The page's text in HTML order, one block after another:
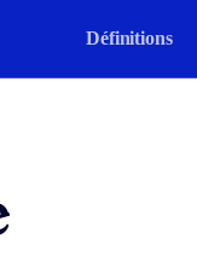
Définitions